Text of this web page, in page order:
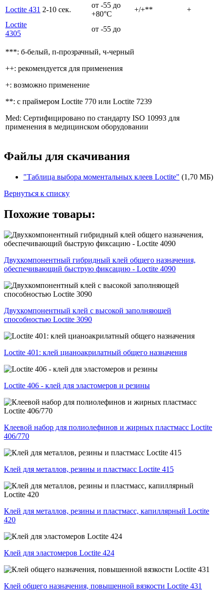
Loctite 431 2-10 сек.
от -55 до
+80°C
+/+**
+
Loctite
4305
от -55 до
***: б-белый, п-прозрачный, ч-черный
++: рекомендуется для применения
+: возможно применение
**: с праймером Loctite 770 или Loctite 7239
Med: Сертифицировано по стандарту ISO 10993 для
применения в медицинском оборудовании
Файлы для скачивания
"Таблица выбора моментальных клеев Loctite" (1,70 МБ)
Вернуться к списку
Похожие товары:
Двухкомпонентный гибридный клей общего назначения,
обеспечивающий быструю фиксацию - Loctite 4090
Двухкомпонентный клей с высокой заполняющей
способностью Loctite 3090
Loctite 401: клей цианоакрилатный общего назначения
Loctite 406 - клей для эластомеров и резины
Клеевой набор для полиолефинов и жирных пластмасс Loctite
406/770
Клей для металлов, резины и пластмасс Loctite 415
Клей для металлов, резины и пластмасс, капиллярный Loctite
420
Клей для эластомеров Loctite 424
Клей общего назначения, повышенной вязкости Loctite 431